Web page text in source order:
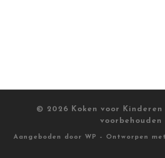
© 2026 Koken voor Kinderen
voorbehouden
Aangeboden door WP – Ontworpen